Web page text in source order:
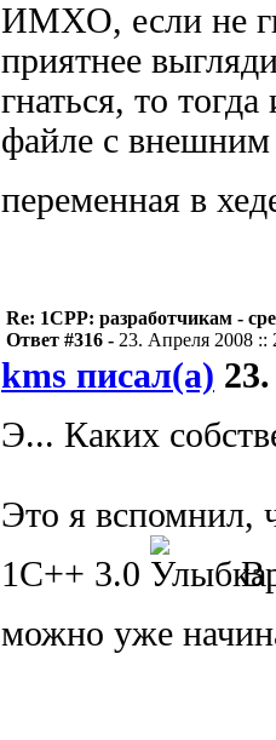
ИМХО, если не
приятнее
гнаться, то
файле с внешним
переменная в
Re: 1CPP: разработчикам -
Ответ #316 - 23. Апреля 2008 ::
kms писал(а)
Э... Каких
Это я вспомнил,
1С++ 3.0
можно уже